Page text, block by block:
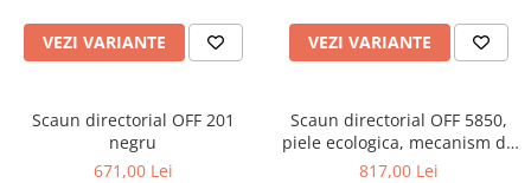
VEZI VARIANTE VEZI VARIANTE
Scaun directorial OFF 201
negru
671,00 Lei
Scaun directorial OFF 5850,
piele ecologica, mecanism de
balans, reglabil pe inaltime,
817,00 Lei